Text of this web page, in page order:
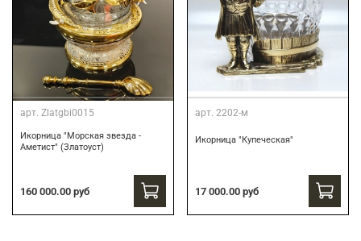
арт. Zlatgbi0015
Икорница "Морская звезда -
Аметист" (Златоуст)
160 000.00 руб
арт. 2202-м
Икорница "Купеческая"
17 000.00 руб